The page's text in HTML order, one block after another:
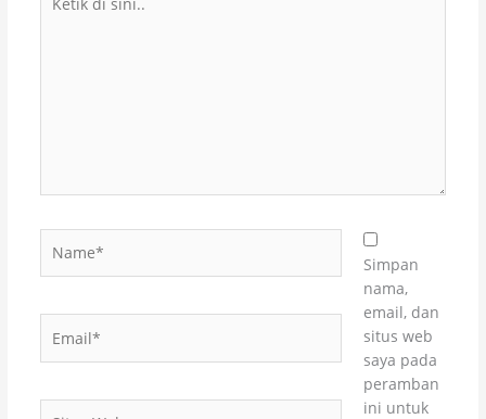
Simpan
nama,
email, dan
situs web
saya pada
peramban
ini untuk